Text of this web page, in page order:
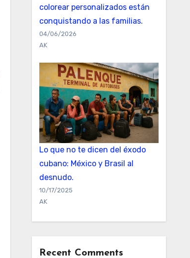
colorear personalizados están
conquistando a las familias.
04/06/2026
AK
Lo que no te dicen del éxodo
cubano: México y Brasil al
desnudo.
10/17/2025
AK
Recent Comments